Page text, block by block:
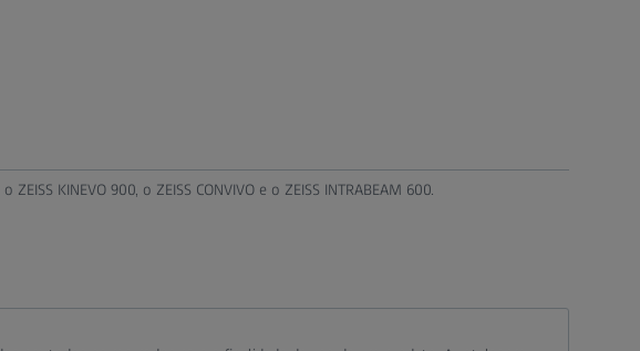
KINEVO 900, o ZEISS CONVIVO e o ZEISS INTRABEAM 600.